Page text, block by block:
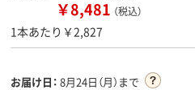
￥8,481 （税込）
1本あたり￥2,827
お届け日： 8月24日（月）まで